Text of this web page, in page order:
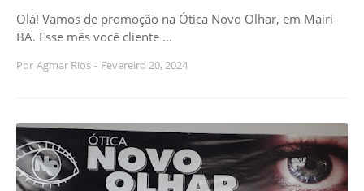
Olá! Vamos de promoção na Ótica Novo Olhar, em Mairi-
BA. Esse mês você cliente …
Por Agmar Rios - Fevereiro 20, 2024